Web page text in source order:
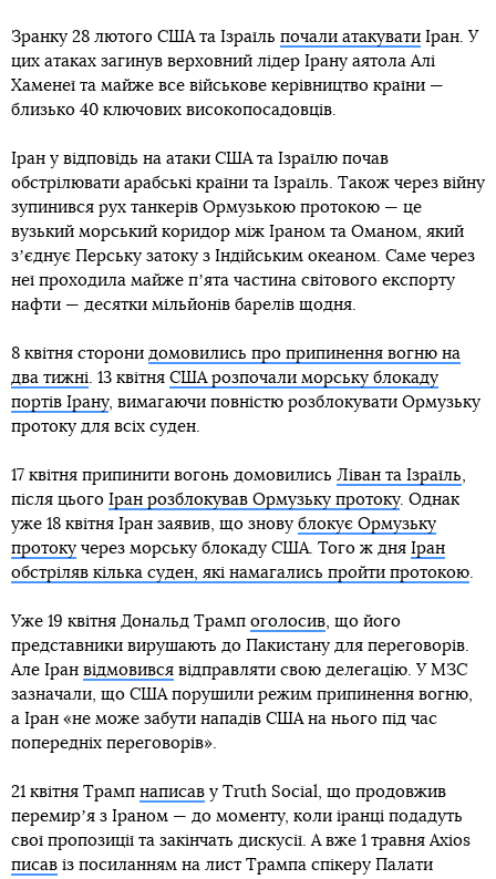
Зранку 28 лютого США та Ізраїль почали атакувати Іран. У
цих атаках загинув верховний лідер Ірану аятола Алі
Хаменеї та майже все військове керівництво країни —
близько 40 ключових високопосадовців.
Іран у відповідь на атаки США та Ізраїлю почав
обстрілювати арабські країни та Ізраїль. Також через війну
зупинився рух танкерів Ормузькою протокою — це
вузький морський коридор між Іраном та Оманом, який
зʼєднує Перську затоку з Індійським океаном. Саме через
неї проходила майже пʼята частина світового експорту
нафти — десятки мільйонів барелів щодня.
8 квітня сторони домовились про припинення вогню на
два тижні . 13 квітня США розпочали морську блокаду
портів Ірану, вимагаючи повністю розблокувати Ормузьку
протоку для всіх суден.
17 квітня припинити вогонь домовились Ліван та Ізраїль
після цього Іран розблокував Ормузьку протоку. Однак
уже 18 квітня Іран заявив, що знову блокує Ормузьку
протоку через морську блокаду США. Того ж дня Іран
обстріляв кілька суден, які намагались пройти протокою
Уже 19 квітня Дональд Трамп оголосив , що його
представники вирушають до Пакистану для переговорів.
Але Іран відмовився відправляти свою делегацію. У МЗС
зазначали, що США порушили режим припинення вогню,
а Іран «не може забути нападів США на нього під час
попередніх переговорів».
21 квітня Трамп написав у Truth Social, що продовжив
перемирʼя з Іраном — до моменту, коли іранці подадуть
свої пропозиції та закінчать дискусії. А вже 1 травня Axios
писав із посиланням на лист Трампа спікеру Палати